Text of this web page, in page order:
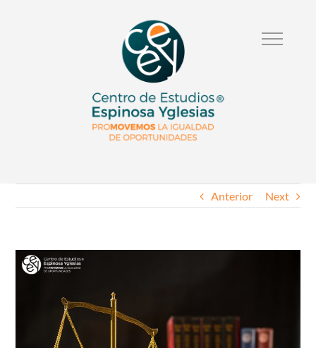
Anterior Next
Ver
Imagen